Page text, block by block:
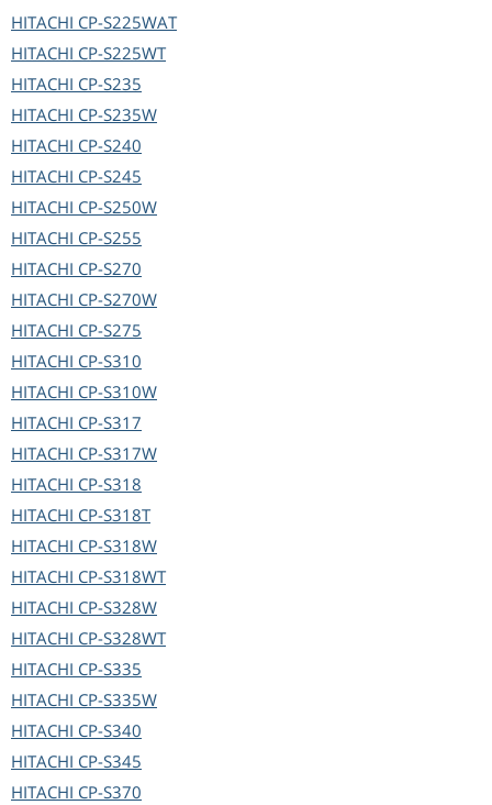
HITACHI CP-S225WAT
HITACHI CP-S225WT
HITACHI CP-S235
HITACHI CP-S235W
HITACHI CP-S240
HITACHI CP-S245
HITACHI CP-S250W
HITACHI CP-S255
HITACHI CP-S270
HITACHI CP-S270W
HITACHI CP-S275
HITACHI CP-S310
HITACHI CP-S310W
HITACHI CP-S317
HITACHI CP-S317W
HITACHI CP-S318
HITACHI CP-S318T
HITACHI CP-S318W
HITACHI CP-S318WT
HITACHI CP-S328W
HITACHI CP-S328WT
HITACHI CP-S335
HITACHI CP-S335W
HITACHI CP-S340
HITACHI CP-S345
HITACHI CP-S370